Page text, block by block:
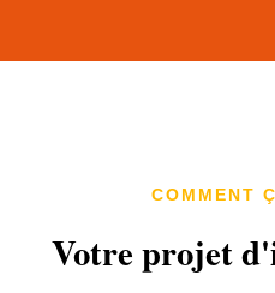
COMMENT
Votre projet